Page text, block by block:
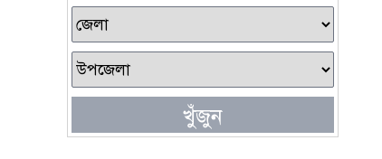
খুঁজুন